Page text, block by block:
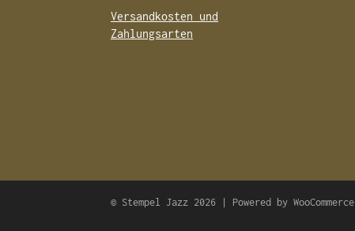
Versandkosten und
Zahlungsarten
© Stempel Jazz 2026 | Powered byWooCommerce